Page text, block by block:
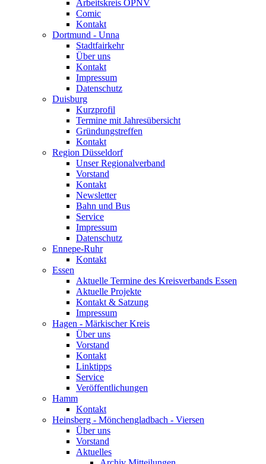
Arbeitskreis ÖPNV
Comic
Kontakt
Dortmund - Unna
Stadtfairkehr
Über uns
Kontakt
Impressum
Datenschutz
Duisburg
Kurzprofil
Termine mit Jahresübersicht
Gründungstreffen
Kontakt
Region Düsseldorf
Unser Regionalverband
Vorstand
Kontakt
Newsletter
Bahn und Bus
Service
Impressum
Datenschutz
Ennepe-Ruhr
Kontakt
Essen
Aktuelle Termine des Kreisverbands Essen
Aktuelle Projekte
Kontakt & Satzung
Impressum
Hagen - Märkischer Kreis
Über uns
Vorstand
Kontakt
Linktipps
Service
Veröffentlichungen
Hamm
Kontakt
Heinsberg - Mönchengladbach - Viersen
Über uns
Vorstand
Aktuelles